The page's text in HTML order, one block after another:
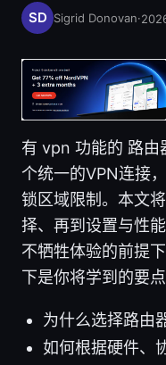
Sigrid Donovan·
有 vpn 功能的 路由
个统一的VPN连接
锁区域限制。本文
择、再到设置与性
不牺牲体验的前提
下是你将学到的要点
为什么选择路由
如何根据硬件、